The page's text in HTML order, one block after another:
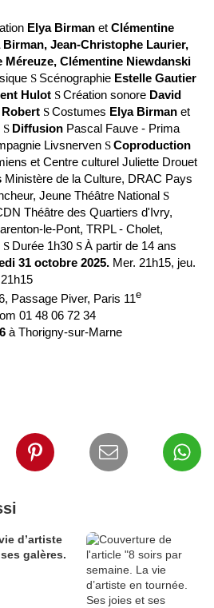
Elya Birman et Clémentine
Birman, Jean-Christophe Laurier,
Méreuze, Clémentine Niewdanski
S Scénographie Estelle Gautier
Hulot SCréation sonore David
Robert SCostumes Elya Birman et
S Diffusion Pascal Fauve - Prima
Livsnerven SCoproduction
et Centre culturel Juliette Drouet
Ministère de la Culture, DRAC Pays
Jeune Théâtre National S
Théâtre des Quartiers d'Ivry,
le-Pont, TRPL - Cholet,
S Durée 1h30 SÀ partir de 14 ans
31 octobre 2025. Mer. 21h15, jeu.
Passage Piver, Paris 11e
01 48 06 72 34
à Thorigny-sur-Marne
d’artiste
galères.